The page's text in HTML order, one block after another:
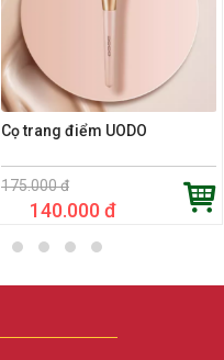
Cọ trang điểm UODO
175.000 đ
140.000 đ